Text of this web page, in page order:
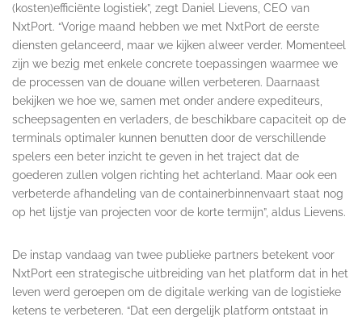
(kosten)efficiënte logistiek”, zegt Daniel Lievens, CEO van
NxtPort. “Vorige maand hebben we met NxtPort de eerste
diensten gelanceerd, maar we kijken alweer verder. Momenteel
zijn we bezig met enkele concrete toepassingen waarmee we
de processen van de douane willen verbeteren. Daarnaast
bekijken we hoe we, samen met onder andere expediteurs,
scheepsagenten en verladers, de beschikbare capaciteit op de
terminals optimaler kunnen benutten door de verschillende
spelers een beter inzicht te geven in het traject dat de
goederen zullen volgen richting het achterland. Maar ook een
verbeterde afhandeling van de containerbinnenvaart staat nog
op het lijstje van projecten voor de korte termijn”, aldus Lievens.
De instap vandaag van twee publieke partners betekent voor
NxtPort een strategische uitbreiding van het platform dat in het
leven werd geroepen om de digitale werking van de logistieke
ketens te verbeteren. “Dat een dergelijk platform ontstaat in